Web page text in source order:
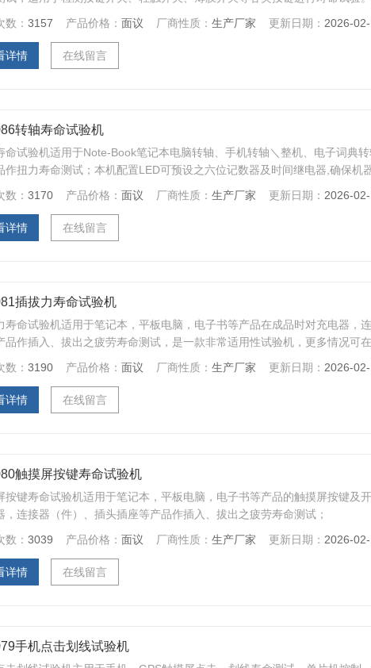
定，同时可测试数个产品（每个产品均可多点测试）。
数：3157 产品价格：面议 厂商性质：生产厂家 更新日期： 2026-02-
详情 在线留言
转轴寿命试验机
命试验机适用于Note-Book笔记本电脑转轴、手机转轴＼整机、电子词典
作扭力寿命测试；本机配置LED可预设之六位记数器及时间继电器,确保机
数：3170 产品价格：面议 厂商性质：生产厂家 更新日期： 2026-02-
详情 在线留言
插拔力寿命试验机
寿命试验机适用于笔记本，平板电脑，电子书等产品在成品时对充电器，
品作插入、拔出之疲劳寿命测试，是一款非常适用性试验机，更多情况可
数：3190 产品价格：面议 厂商性质：生产厂家 更新日期： 2026-02-
详情 在线留言
触摸屏按键寿命试验机
按键寿命试验机适用于笔记本，平板电脑，电子书等产品的触摸屏按键及
，连接器（件）、插头插座等产品作插入、拔出之疲劳寿命测试；
数：3039 产品价格：面议 厂商性质：生产厂家 更新日期： 2026-02-
详情 在线留言
手机点击划线试验机